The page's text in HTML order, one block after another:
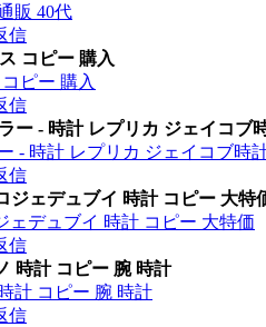
販 40代
信
コピー 購入
ピー 購入
信
ー - 時計 レプリカ ジェイコブ
- 時計 レプリカ ジェイコブ時
信
ジェデュブイ 時計 コピー 大特
ェデュブイ 時計 コピー 大特価
信
時計 コピー 腕 時計
計 コピー 腕 時計
信